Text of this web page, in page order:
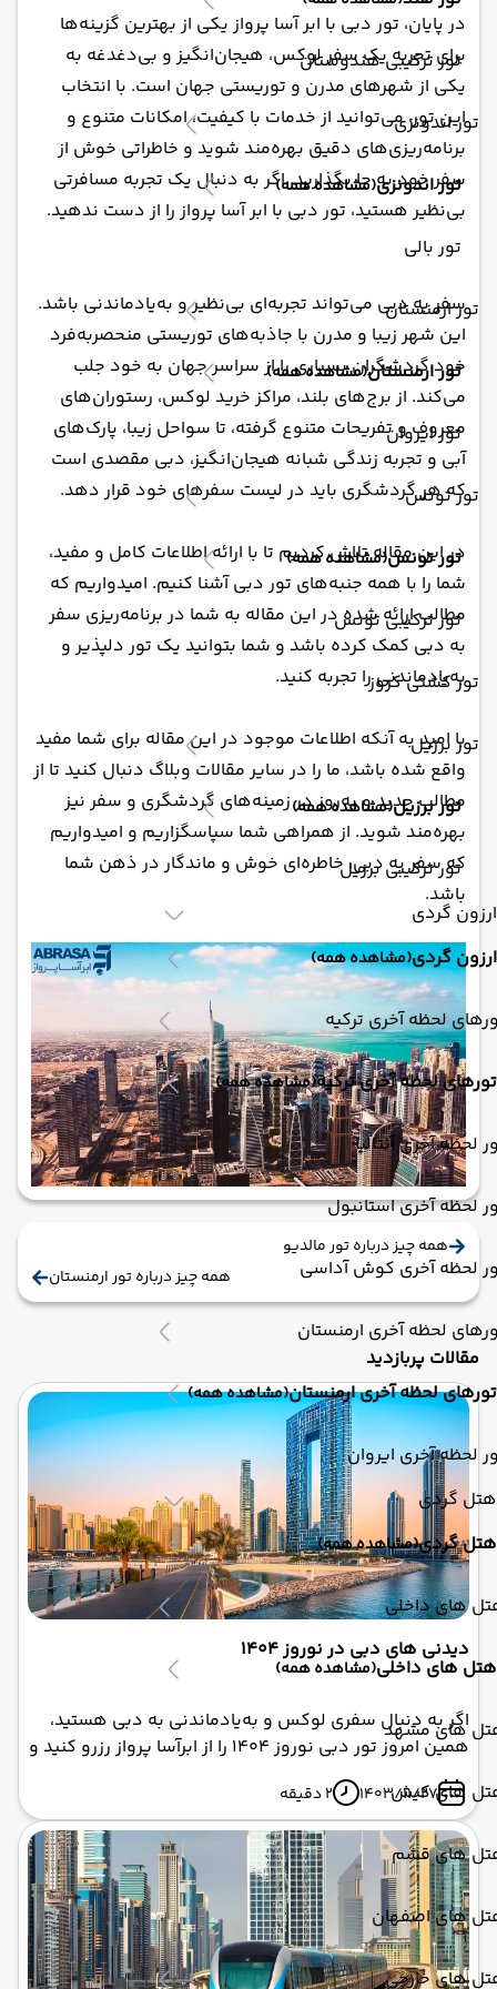
تور ترکیبی هندوستان
تور اندونزی
تور اندونزی(مشاهده همه)
تور بالی
تور ارمنستان
تور ارمنستان(مشاهده همه)
تور ایروان
تور تونس
تور تونس(مشاهده همه)
تور ترکیبی تونس
تور کشتی کروز
تور برزیل
تور برزیل(مشاهده همه)
تور ترکیبی برزیل
ارزون گردی
ارزون گردی(مشاهده همه)
لحظه آخری ترکیه
تورهای لحظه آخری ترکیه(مشاهده همه)
لحظه آخری آنتالیا
لحظه آخری استانبول
لحظه آخری کوش آداسی
لحظه آخری ارمنستان
تورهای لحظه آخری ارمنستان(مشاهده همه)
لحظه آخری ایروان
هتل گردی
هتل گردی(مشاهده همه)
های داخلی
هتل های داخلی(مشاهده همه)
های مشهد
های کیش
های قشم
های اصفهان
های خارجی
در پایان، تور دبی با ابر آسا پرواز یکی از بهترین گزینه‌ها
برای تجربه یک سفر لوکس، هیجان‌انگیز و بی‌دغدغه به
یکی از شهرهای مدرن و توریستی جهان است. با انتخاب
این تور، می‌توانید از خدمات با کیفیت، امکانات متنوع و
برنامه‌ریزی‌های دقیق بهره‌مند شوید و خاطراتی خوش از
سفر خود به جا بگذارید. اگر به دنبال یک تجربه مسافرتی
بی‌نظیر هستید، تور دبی با ابر آسا پرواز را از دست ندهید.
سفر به دبی می‌تواند تجربه‌ای بی‌نظیر و به‌یادماندنی باشد.
این شهر زیبا و مدرن با جاذبه‌های توریستی منحصربه‌فرد
خود گردشگران بسیاری را از سراسر جهان به خود جلب
می‌کند. از برج‌های بلند، مراکز خرید لوکس، رستوران‌های
معروف و تفریحات متنوع گرفته، تا سواحل زیبا، پارک‌های
آبی و تجربه زندگی شبانه هیجان‌انگیز، دبی مقصدی است
که هر گردشگری باید در لیست سفرهای خود قرار دهد.
در این مقاله تلاش کردیم تا با ارائه اطلاعات کامل و مفید،
شما را با همه جنبه‌های تور دبی آشنا کنیم. امیدواریم که
مطالب ارائه شده در این مقاله به شما در برنامه‌ریزی سفر
به دبی کمک کرده باشد و شما بتوانید یک تور دلپذیر و
به‌یادماندنی را تجربه کنید.
با امید به آنکه اطلاعات موجود در این مقاله برای شما مفید
واقع شده باشد، ما را در سایر مقالات وبلاگ دنبال کنید تا از
مطالب جدید و به‌روز در زمینه‌های گردشگری و سفر نیز
بهره‌مند شوید. از همراهی شما سپاسگزاریم و امیدواریم
که سفر به دبی، خاطره‌ای خوش و ماندگار در ذهن شما
باشد.
همه چیز درباره تور مالدیو
همه چیز درباره تور ارمنستان
مقالات پربازدید
دیدنی های دبی در نوروز 1404
اگر به دنبال سفری لوکس و به‌یادماندنی به دبی هستید،
همین امروز تور دبی نوروز 1404 را از ابرآسا پرواز رزرو کنید و
تعطیلاتی رویایی را تجربه نمایید.
1403/11/27 2 دقیقه